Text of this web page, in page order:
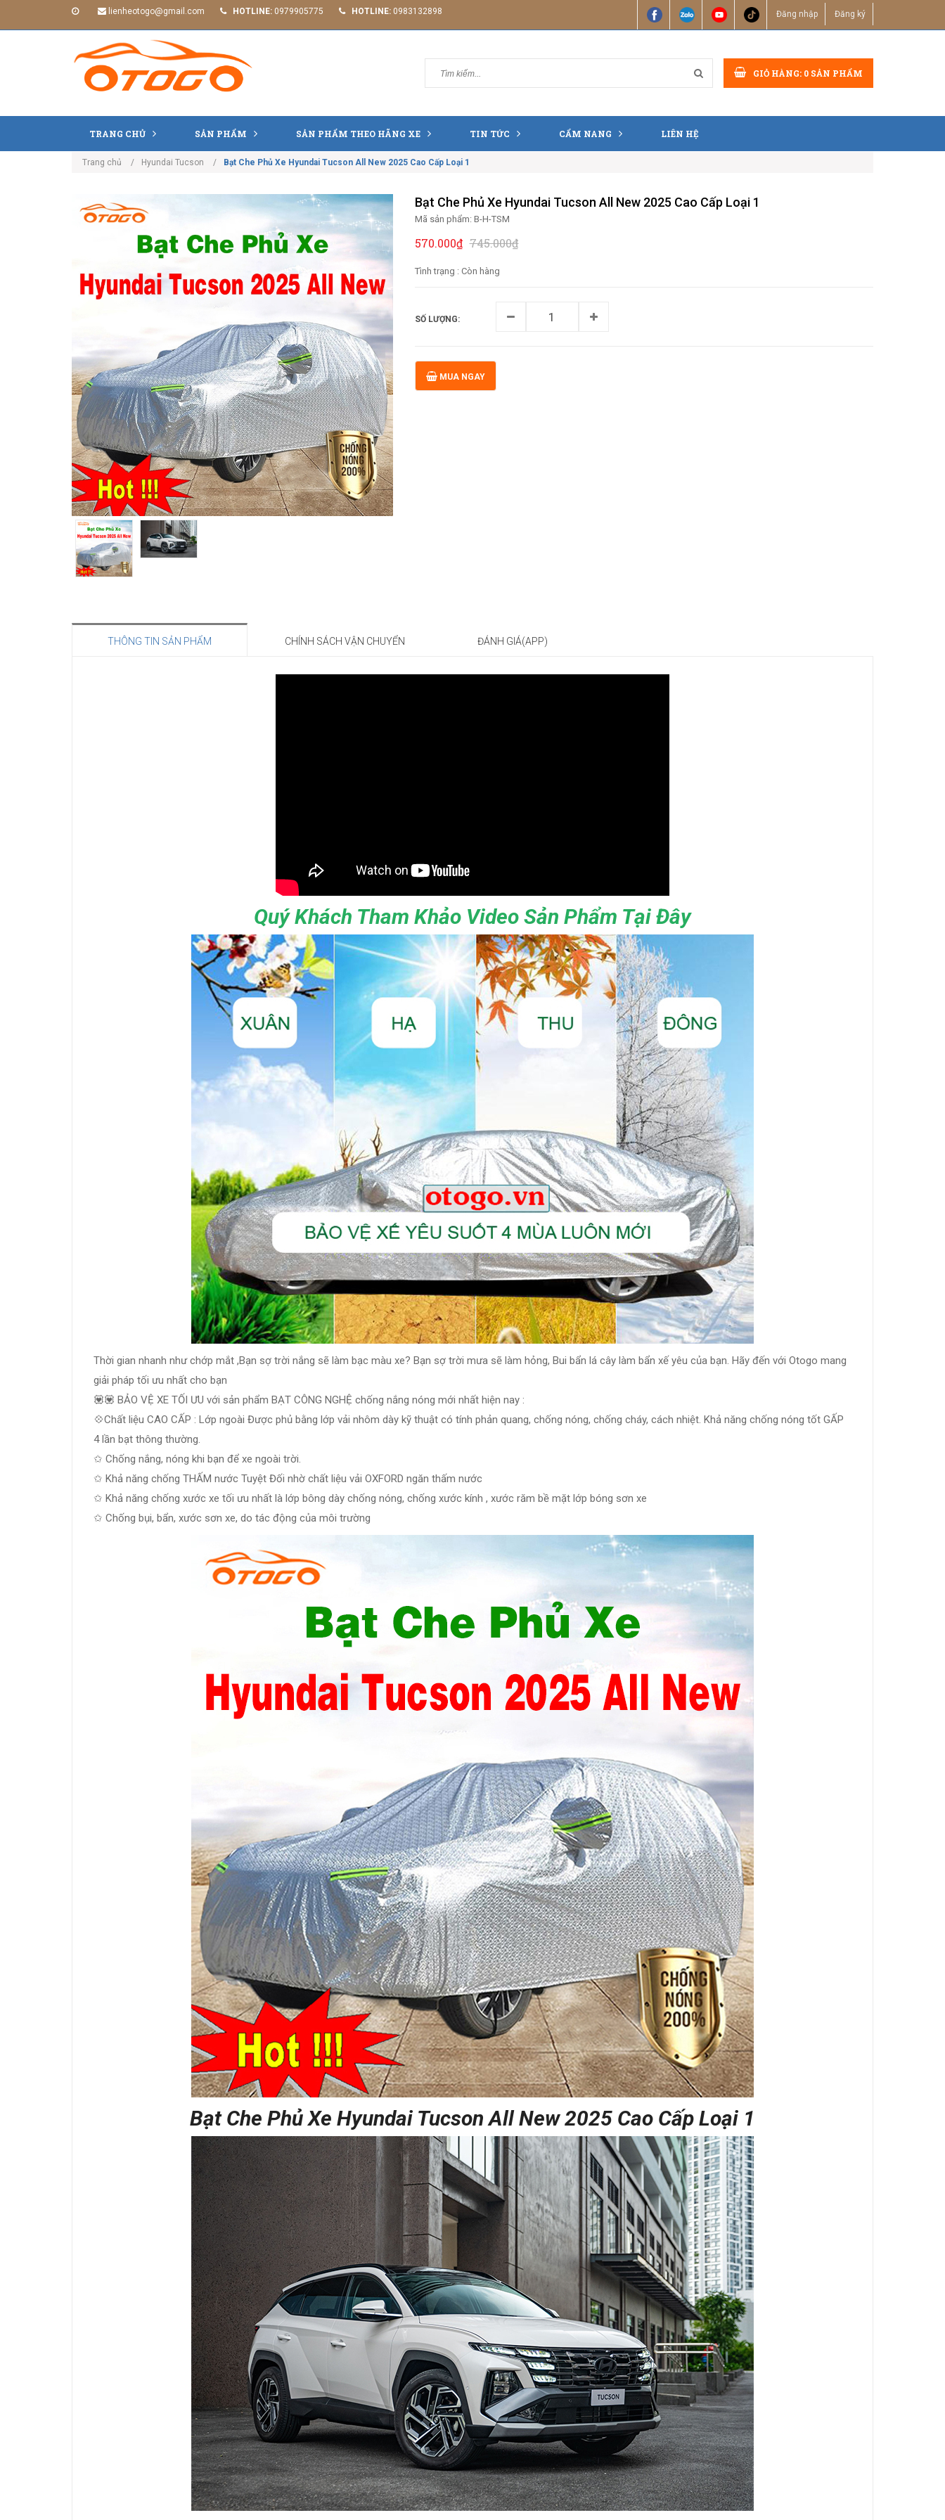
lienheotogo@gmail.com HOTLINE: 0979905775 HOTLINE: 0983132898 Đăng nhập Đăng ký
GIỎ HÀNG: 0 SẢN PHẨM
TRANG CHỦ SẢN PHẨM SẢN PHẨM THEO HÃNG XE TIN TỨC CẨM NANG LIÊN HỆ
Trang chủ Hyundai Tucson Bạt Che Phủ Xe Hyundai Tucson All New 2025 Cao Cấp Loại 1
Bạt Che Phủ Xe Hyundai Tucson All New 2025 Cao Cấp Loại 1
Mã sản phẩm: B-H-TSM
570.000₫ 745.000₫
Tình trạng : Còn hàng
SỐ LƯỢNG:
MUA NGAY
THÔNG TIN SẢN PHẨM CHÍNH SÁCH VẬN CHUYỂN ĐÁNH GIÁ(APP)
Quý Khách Tham Khảo Video Sản Phẩm Tại Đây
Thời gian nhanh như chớp mắt ,Bạn sợ trời nắng sẽ làm bạc màu xe? Bạn sợ trời mưa sẽ làm hỏng, Bui bẩn lá cây làm bẩn xế yêu của bạn. Hãy đến với Otogo mang
giải pháp tối ưu nhất cho bạn
💟💟 BẢO VỆ XE TỐI ƯU với sản phẩm BẠT CÔNG NGHỆ chống nắng nóng mới nhất hiện nay :
💠Chất liệu CAO CẤP : Lớp ngoài Được phủ bằng lớp vải nhôm dày kỹ thuật có tính phản quang, chống nóng, chống cháy, cách nhiệt. Khả năng chống nóng tốt GẤP
4 lần bạt thông thường.
✩ Chống nắng, nóng khi bạn để xe ngoài trời.
✩ Khả năng chống THẤM nước Tuyệt Đối nhờ chất liệu vải OXFORD ngăn thấm nước
✩ Khả năng chống xước xe tối ưu nhất là lớp bông dày chống nóng, chống xước kính , xước răm bề mặt lớp bóng sơn xe
✩ Chống bụi, bẩn, xước sơn xe, do tác động của môi trường
Bạt Che Phủ Xe Hyundai Tucson All New 2025 Cao Cấp Loại 1